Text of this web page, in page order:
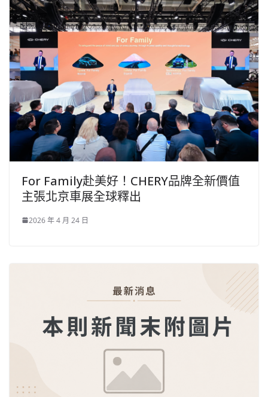
For Family赴美好！CHERY品牌全新價值
主張北京車展全球釋出
2026 年 4 月 24 日